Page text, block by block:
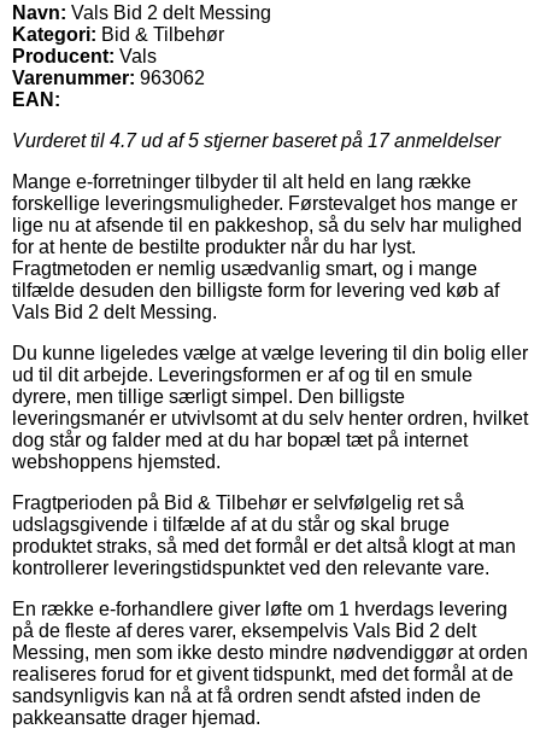
Navn: Vals Bid 2 delt Messing
Kategori: Bid & Tilbehør
Producent: Vals
Varenummer: 963062
EAN:
Vurderet til 4.7ud af 5 stjerner baseret på 17anmeldelser
Mange e-forretninger tilbyder til alt held en lang række
forskellige leveringsmuligheder. Førstevalget hos mange er
lige nu at afsende til en pakkeshop, så du selv har mulighed
for at hente de bestilte produkter når du har lyst.
Fragtmetoden er nemlig usædvanlig smart, og i mange
tilfælde desuden den billigste form for levering ved køb af
Vals Bid 2 delt Messing.
Du kunne ligeledes vælge at vælge levering til din bolig eller
ud til dit arbejde. Leveringsformen er af og til en smule
dyrere, men tillige særligt simpel. Den billigste
leveringsmanér er utvivlsomt at du selv henter ordren, hvilket
dog står og falder med at du har bopæl tæt på internet
webshoppens hjemsted.
Fragtperioden på Bid & Tilbehør er selvfølgelig ret så
udslagsgivende i tilfælde af at du står og skal bruge
produktet straks, så med det formål er det altså klogt at man
kontrollerer leveringstidspunktet ved den relevante vare.
En række e-forhandlere giver løfte om 1 hverdags levering
på de fleste af deres varer, eksempelvis Vals Bid 2 delt
Messing, men som ikke desto mindre nødvendiggør at orden
realiseres forud for et givent tidspunkt, med det formål at de
sandsynligvis kan nå at få ordren sendt afsted inden de
pakkeansatte drager hjemad.